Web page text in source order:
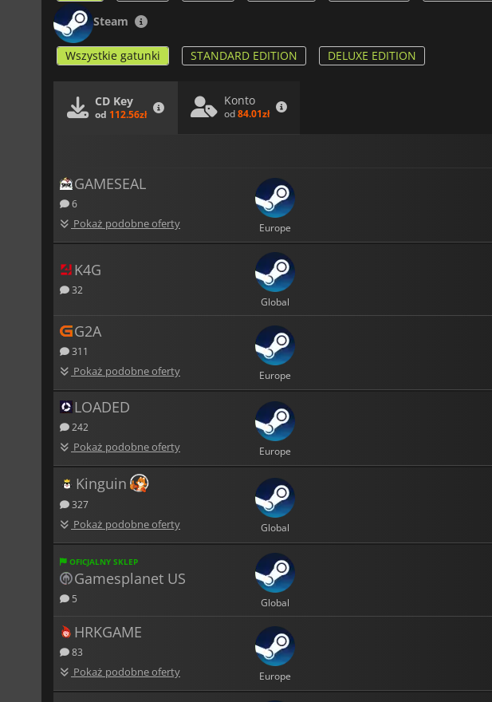
Steam
Wszystkie gatunki STANDARD EDITION DELUXE EDITION
CD Key
od 112.56zł
Konto
od84.01zł
GAMESEAL
6
Pokaż podobne oferty Europe
K4G
32
Global
G2A
311
Pokaż podobne oferty Europe
LOADED
242
Pokaż podobne oferty Europe
Kinguin
327
Pokaż podobne oferty Global
OFICJALNY SKLEP
Gamesplanet US
5 Global
HRKGAME
83
Pokaż podobne oferty Europe